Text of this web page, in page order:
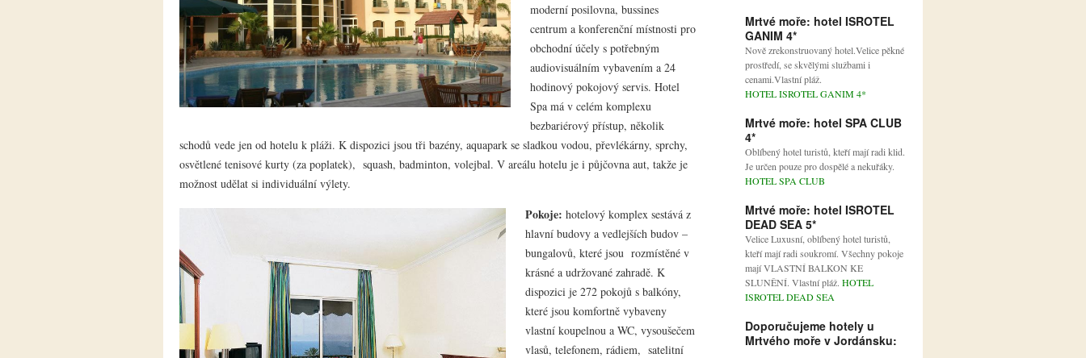
moderní posilovna, bussines
centrum a konferenční místnosti pro
obchodní účely s potřebným
audiovisuálním vybavením a 24
hodinový pokojový servis. Hotel
Spa má v celém komplexu
bezbariérový přístup, několik
schodů vede jen od hotelu k pláži. K dispozici jsou tři bazény, aquapark se sladkou vodou, převlékárny, sprchy,
osvětlené tenisové kurty (za poplatek), squash, badminton, volejbal. V areálu hotelu je i půjčovna aut, takže je
možnost udělat si individuální výlety.
Pokoje: hotelový komplex sestává z
hlavní budovy a vedlejších budov –
bungalovů, které jsou rozmístěné v
krásné a udržované zahradě. K
dispozici je 272 pokojů s balkóny,
které jsou komfortně vybaveny
vlastní koupelnou a WC, vysoušečem
vlasů, telefonem, rádiem, satelitní
Mrtvé moře: hotel ISROTEL
GANIM 4*
Nově zrekonstruovaný hotel.Velice pěkné
prostředí, se skvělými službami i
cenami.Vlastní pláž.
HOTEL ISROTEL GANIM 4*
Mrtvé moře: hotel SPA CLUB
4*
Oblíbený hotel turistů, kteří mají radi klid.
Je určen pouze pro dospělé a nekuřáky.
HOTEL SPA CLUB
Mrtvé moře: hotel ISROTEL
DEAD SEA 5*
Velice Luxusní, oblíbený hotel turistů,
kteří mají radi soukromí. Všechny pokoje
mají VLASTNÍ BALKON KE
SLUNĚNÍ. Vlastní pláž. HOTEL
ISROTEL DEAD SEA
Doporučujeme hotely u
Mrtvého moře v Jordánsku: